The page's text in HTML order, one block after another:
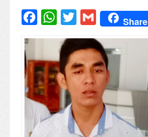
Facebook
WhatsApp
TwitterGmail
Share